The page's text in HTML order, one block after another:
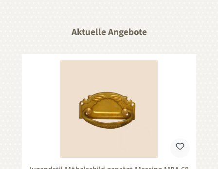
Aktuelle Angebote